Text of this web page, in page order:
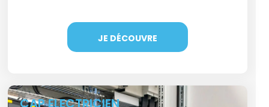
JE DÉCOUVRE
CAP ELECTRICIEN